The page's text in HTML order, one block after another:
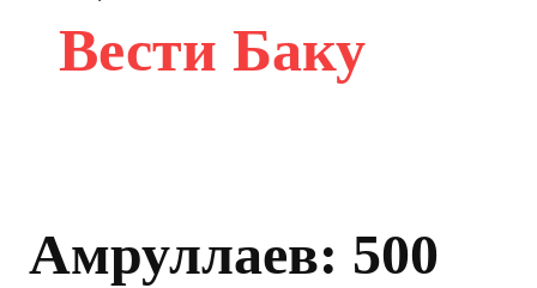
Вести Баку
Амруллаев: 500